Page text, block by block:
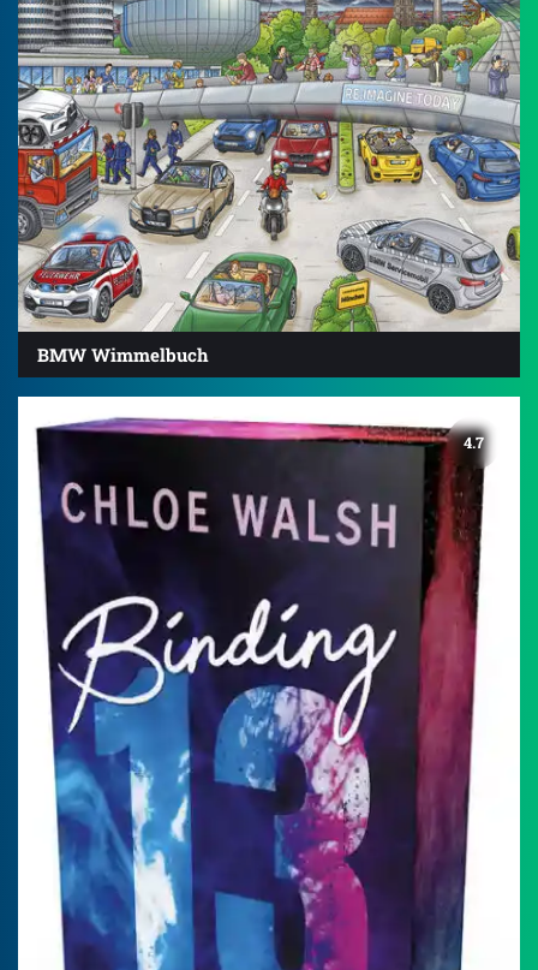
BMW Wimmelbuch
4.7